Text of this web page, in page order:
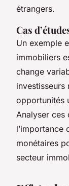
étrangers.
Cas
Un exemple
immobiliers
change
investisseurs
opportunités
Analyser ces
l’importance
monétaires
secteur